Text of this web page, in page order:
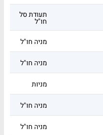
תעודת סל
חו"ל
מניה חו"ל
מניה חו"ל
מניות
מניה חו"ל
מניה חו"ל